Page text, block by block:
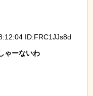
ID:FRC1JJs8d
ゃーないわ